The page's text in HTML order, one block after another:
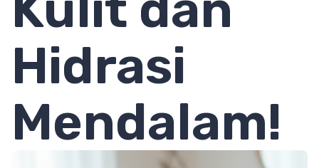
Hidrasi
Mendalam!